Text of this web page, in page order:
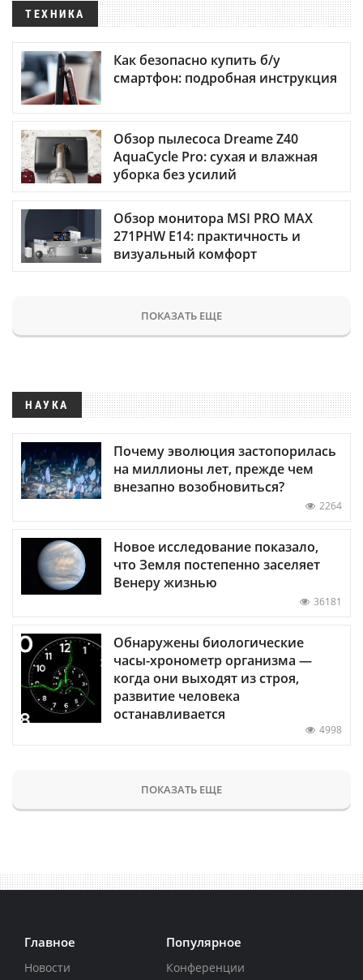
ТЕХНИКА
Как безопасно купить б/у
смартфон: подробная инструкция
Обзор пылесоса Dreame Z40
AquaCycle Pro: сухая и влажная
уборка без усилий
Обзор монитора MSI PRO MAX
271PHW E14: практичность и
визуальный комфорт
ПОКАЗАТЬ ЕЩЕ
НАУКА
Почему эволюция застопорилась
на миллионы лет, прежде чем
внезапно возобновиться?
2264
Новое исследование показало,
что Земля постепенно заселяет
Венеру жизнью
36181
Обнаружены биологические
часы-хронометр организма —
когда они выходят из строя,
развитие человека
останавливается
4998
ПОКАЗАТЬ ЕЩЕ
Главное
Новости
Популярное
Конференции